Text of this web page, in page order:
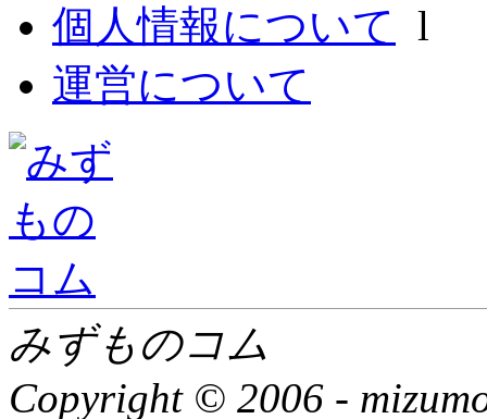
個人情報について l
運営について
みずものコム
Copyright © 2006 -